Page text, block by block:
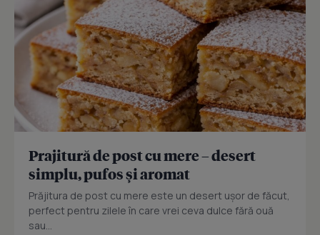
Prajitură de post cu mere – desert
simplu, pufos și aromat
Prăjitura de post cu mere este un desert ușor de făcut,
perfect pentru zilele în care vrei ceva dulce fără ouă
sau...